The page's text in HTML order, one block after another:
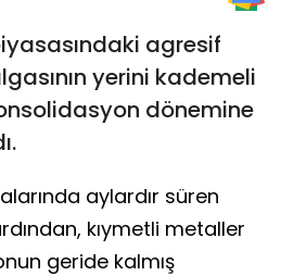
agresif
yerini kademeli
dönemine
aylardır süren
kıymetli metaller
geride kalmış